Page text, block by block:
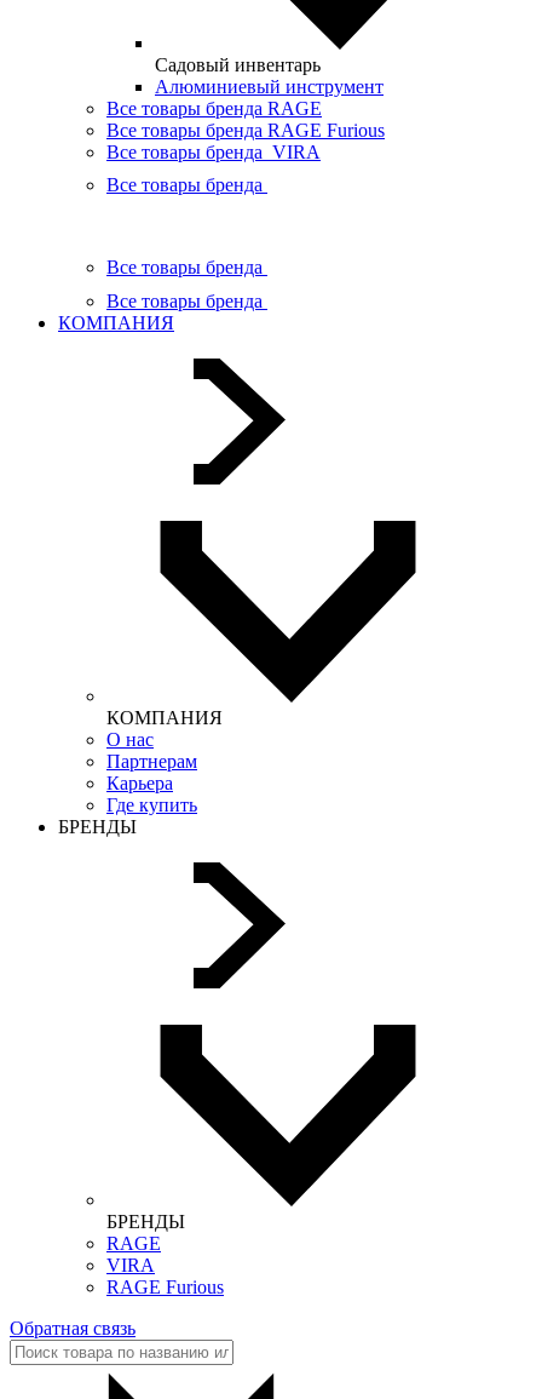
Садовый инвентарь
Алюминиевый инструмент
Все товары бренда RAGE
Все товары бренда RAGE Furious
Все товары бренда VIRA
Все товары бренда
Все товары бренда
Все товары бренда
КОМПАНИЯ
КОМПАНИЯ
О нас
Партнерам
Карьера
Где купить
БРЕНДЫ
БРЕНДЫ
RAGE
VIRA
RAGE Furious
Обратная связь